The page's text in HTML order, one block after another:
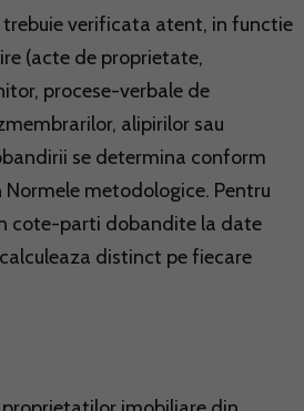
verificata atent, in functie
(acte de proprietate,
procese-verbale de
alipirilor sau
se determina conform
metodologice. Pentru
cote-parti dobandite la date
distinct pe fiecare